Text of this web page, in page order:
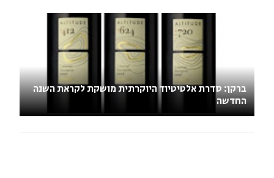
ברקן: סדרת אלטיטיוד היוקרתית מושקת לקראת השנה
החדשה